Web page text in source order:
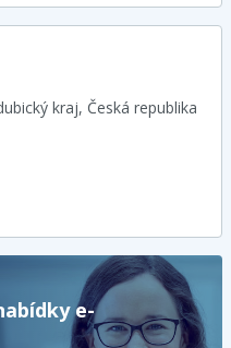
kraj, Česká republika
e-